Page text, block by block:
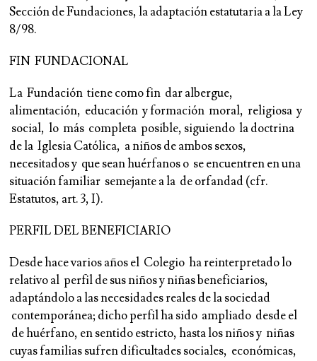
Sección de Fundaciones, la adaptación estatutaria a la Ley
8/98.
FIN FUNDACIONAL
La Fundación tiene como fin dar albergue,
alimentación, educación y formación moral, religiosa y
social, lo más completa posible, siguiendo la doctrina
de la Iglesia Católica, a niños de ambos sexos,
necesitados y que sean huérfanos o se encuentren en una
situación familiar semejante a la de orfandad (cfr.
Estatutos, art. 3, I).
PERFIL DEL BENEFICIARIO
Desde hace varios años el Colegio ha reinterpretado lo
relativo al perfil de sus niños y niñas beneficiarios,
adaptándolo a las necesidades reales de la sociedad
contemporánea; dicho perfil ha sido ampliado desde el
de huérfano, en sentido estricto, hasta los niños y niñas
cuyas familias sufren dificultades sociales, económicas,